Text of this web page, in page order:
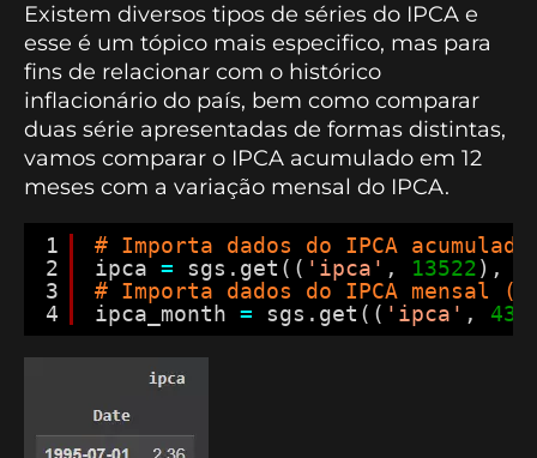
Existem diversos tipos de séries do IPCA e
esse é um tópico mais especifico, mas para
fins de relacionar com o histórico
inflacionário do país, bem como comparar
duas série apresentadas de formas distintas,
vamos comparar o IPCA acumulado em 12
meses com a variação mensal do IPCA.
1
2
3
4
# Importa dados do IPCA acumulado
ipca = sgs.get(( 'ipca' , 13522),
# Importa dados do IPCA mensal
ipca_month = sgs.get(( 'ipca' , 433